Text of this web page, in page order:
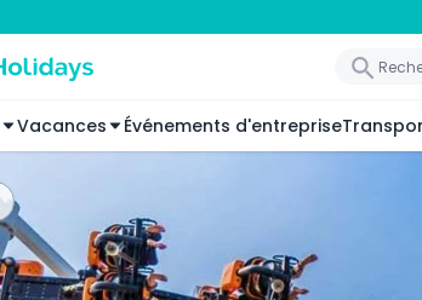
Vacances Événements d'entreprise